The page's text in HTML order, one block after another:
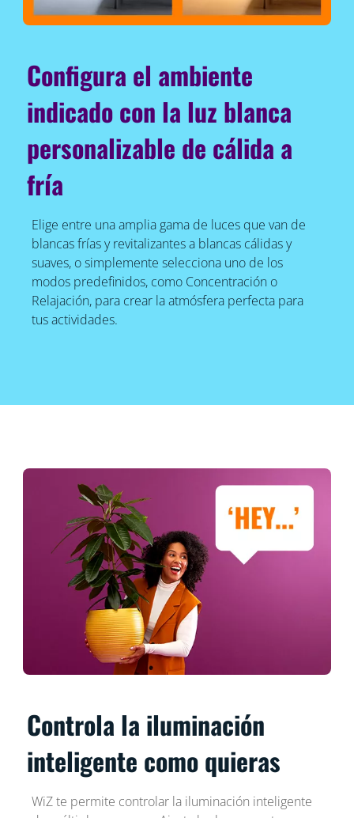
Configura el ambiente
indicado con la luz blanca
personalizable de cálida a
fría
Elige entre una amplia gama de luces que van de
blancas frías y revitalizantes a blancas cálidas y
suaves, o simplemente selecciona uno de los
modos predefinidos, como Concentración o
Relajación, para crear la atmósfera perfecta para
tus actividades.
Controla la iluminación
inteligente como quieras
WiZ te permite controlar la iluminación inteligente